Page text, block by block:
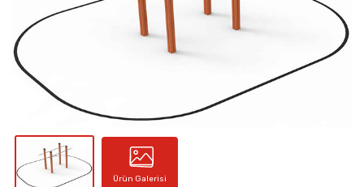
Ürün Galerisi